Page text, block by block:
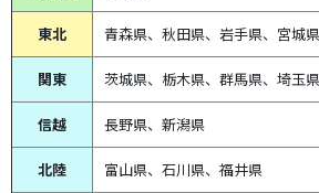
東北 青森県、 秋田県、 岩手県、宮城
関東 茨城県、栃木県、群馬県、埼玉
信越 長野県、新潟県
北陸 富山県、 石川県、 福井県